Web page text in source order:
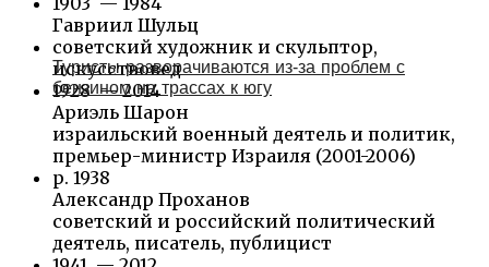
Гавриил Шульц
советский художник и скульптор,
искусствовед
1928 — 2014
Ариэль Шарон
израильский военный деятель и политик,
премьер-министр Израиля (2001-2006)
р. 1938
Александр Проханов
советский и российский политический
деятель, писатель, публицист
Туристы разворачиваются из‑за проблем с
бензином на трассах к югу